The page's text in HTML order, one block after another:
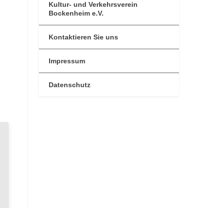
Kultur- und Verkehrsverein
Bockenheim e.V.
Kontaktieren Sie uns
Impressum
Datenschutz